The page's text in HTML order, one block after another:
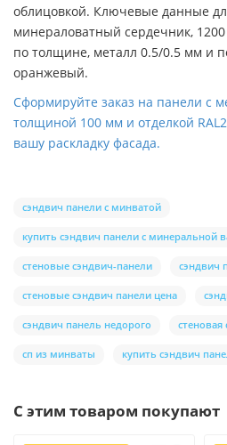
облицовкой. Ключевые данные
минераловатный сердечник,
по толщине, металл 0.5/0.5 мм и
оранжевый.
Сформируйте заказ на панели с
толщиной 100 мм и отделкой
вашу раскладку фасада.
сэндвич панели с минватой
купить сэндвич панели с минеральной
стеновые сэндвич-панели сэндвич
стеновые сэндвич панели цена
сэндвич панель недорого стеновая
сп из минваты купить сэндвич
С этим товаром покупают